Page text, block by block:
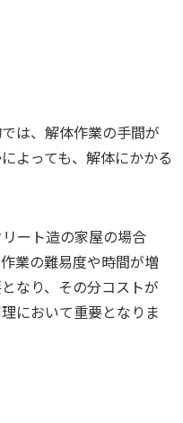
は、解体作業の手間が
よっても、解体にかかる
ート造の家屋の場合
業の難易度や時間が増
なり、その分コストが
において重要となりま